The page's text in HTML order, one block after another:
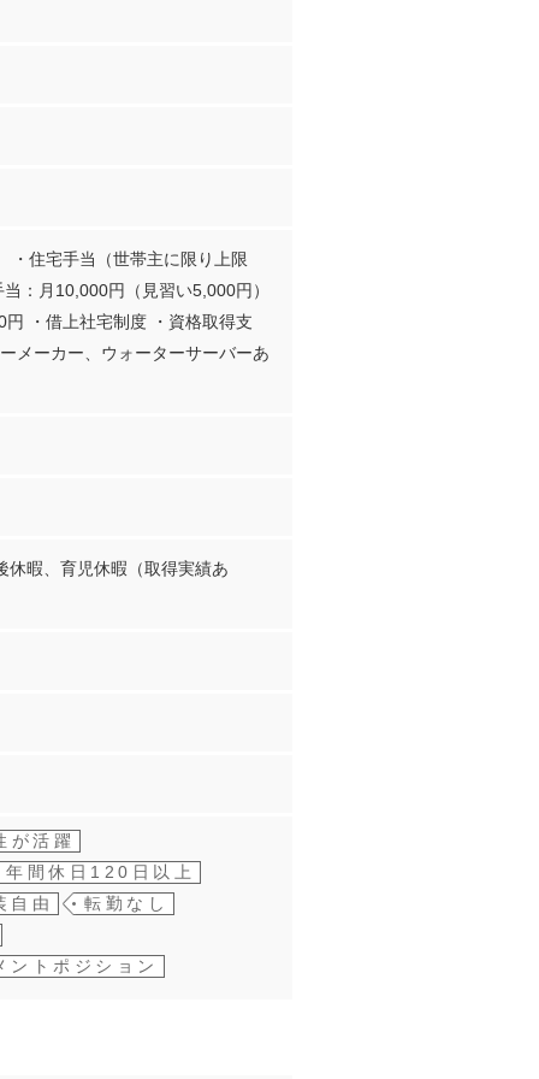
・住宅手当（世帯主に限り上限
：月10,000円（見習い5,000円）
・借上社宅制度 ・資格取得支
メーカー、ウォーターサーバーあ
休暇、育児休暇（取得実績あ
が活躍
年間休日120日以上
自由
転勤なし
ントポジション